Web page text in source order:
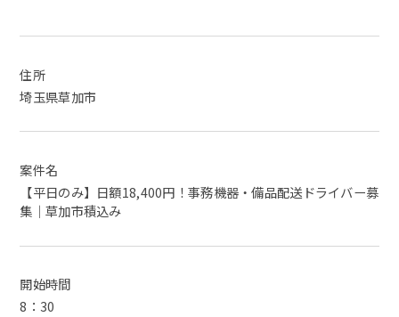
住所
埼玉県草加市
案件名
【平日のみ】日額18,400円！事務機器・備品配送ドライバー募
集｜草加市積込み
開始時間
8：30